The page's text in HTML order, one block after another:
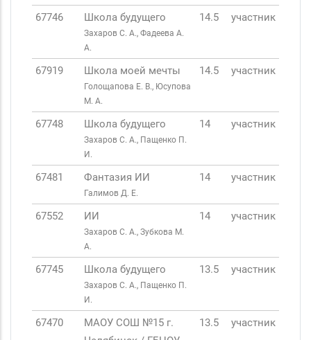
67746 Школа будущего
Захаров С. А., Фадеева А.
А.
14.5 участник
67919 Школа моей мечты
Голощапова Е. В., Юсупова
М. А.
14.5 участник
67748 Школа будущего
Захаров С. А., Пащенко П.
И.
14 участник
67481 Фантазия ИИ
Галимов Д. Е.
14 участник
67552 ИИ
Захаров С. А., Зубкова М.
А.
14 участник
67745 Школа будущего
Захаров С. А., Пащенко П.
И.
13.5 участник
67470
МАОУ СОШ №15 г.
13.5 участник